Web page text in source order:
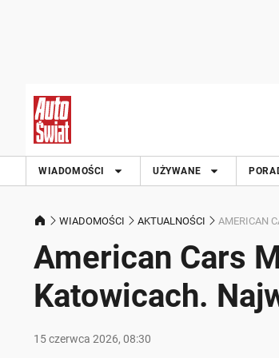
WIADOMOŚCI UŻYWANE
WIADOMOŚCI AKTUALNOŚCI AMERICAN
American Cars
Katowicach.
15 czerwca 2026, 08:30